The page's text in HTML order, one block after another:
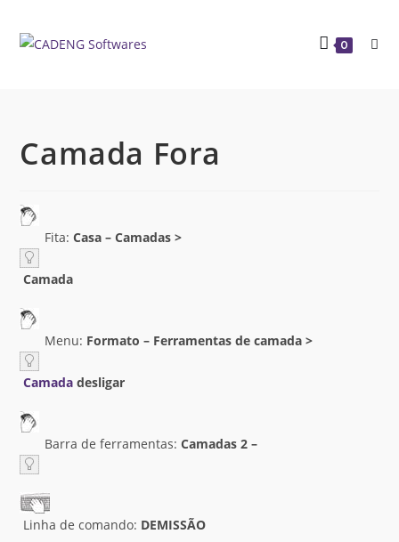
0
Camada Fora
Fita:Casa – Camadas >
Camada
Menu: Formato – Ferramentas de camada >
Camada desligar
Barra de ferramentas:Camadas 2 –
Linha de comando: DEMISSÃO